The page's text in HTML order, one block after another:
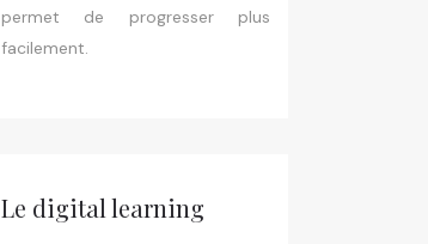
permet de progresser plus
facilement.
Le digital learning